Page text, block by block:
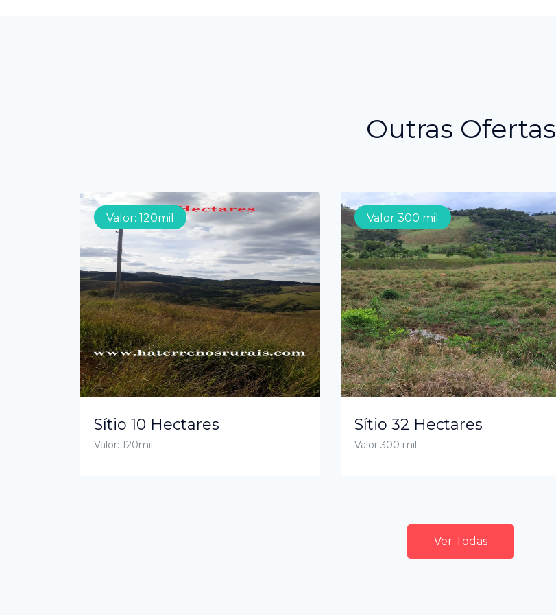
Outras Ofertas
Valor: 120mil
Sítio 10 Hectares
Valor: 120mil
Valor 300 mil
Sítio 32 Hectares
Valor 300 mil
Ver Todas